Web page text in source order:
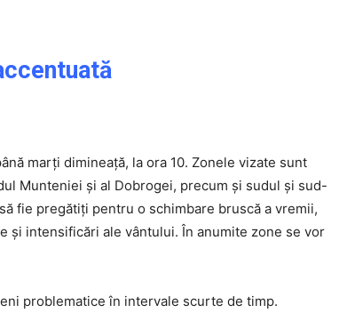
Click pe imagine
marți dimineață, la ora 10. Zonele vizate sunt
Munteniei și al Dobrogei, precum și sudul și sud-
fie pregătiți pentru o schimbare bruscă a vremii,
și intensificări ale vântului. În anumite zone se vor
problematice în intervale scurte de timp.